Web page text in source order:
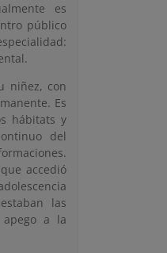
es
público
niñez, con
Es
hábitats y
del
accedió
las
a la